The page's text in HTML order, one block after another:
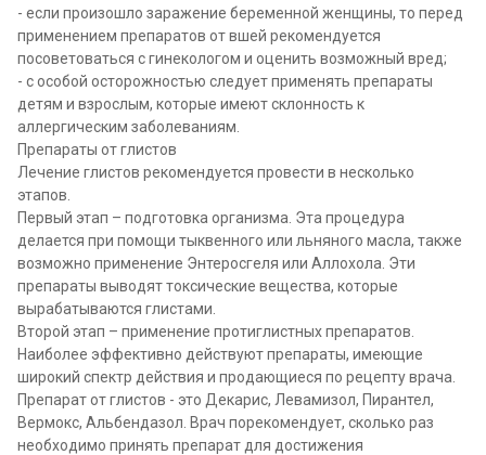
- если произошло заражение беременной женщины, то перед
применением препаратов от вшей рекомендуется
посоветоваться с гинекологом и оценить возможный вред;
- с особой осторожностью следует применять препараты
детям и взрослым, которые имеют склонность к
аллергическим заболеваниям.
Препараты от глистов
Лечение глистов рекомендуется провести в несколько
этапов.
Первый этап – подготовка организма. Эта процедура
делается при помощи тыквенного или льняного масла, также
возможно применение Энтеросгеля или Аллохола. Эти
препараты выводят токсические вещества, которые
вырабатываются глистами.
Второй этап – применение протиглистных препаратов.
Наиболее эффективно действуют препараты, имеющие
широкий спектр действия и продающиеся по рецепту врача.
Препарат от глистов - это Декарис, Левамизол, Пирантел,
Вермокс, Альбендазол. Врач порекомендует, сколько раз
необходимо принять препарат для достижения